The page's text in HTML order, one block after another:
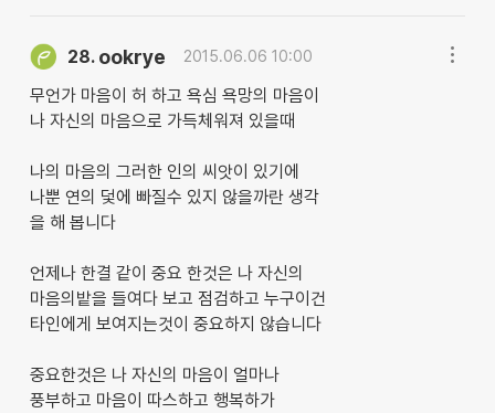
28. ookrye 2015.06.06 10:00
무언가 마음이 허 하고 욕심 욕망의 마음이
나 자신의 마음으로 가득체워져 있을때
나의 마음의 그러한 인의 씨앗이 있기에
나뿐 연의 덫에 빠질수 있지 않을까란 생각
을 해 봅니다
언제나 한결 같이 중요 한것은 나 자신의
마음의밭을 들여다 보고 점검하고 누구이건
타인에게 보여지는것이 중요하지 않습니다
중요한것은 나 자신의 마음이 얼마나
풍부하고 마음이 따스하고 행복하가